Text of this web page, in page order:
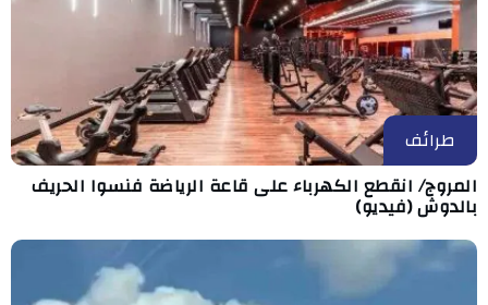
طرائف
المروج/ انقطع الكهرباء على قاعة الرياضة فنسوا الحريف
بالدوش (فيديو)